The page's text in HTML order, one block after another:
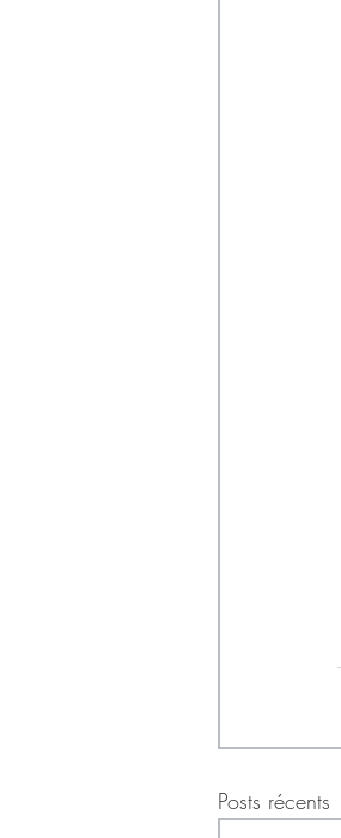
Posts récents